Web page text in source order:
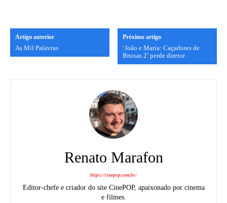
Artigo anterior
As Mil Palavras
Próximo artigo
‘João e Maria: Caçadores de
Bruxas 2’ perde diretor
Renato Marafon
https://cinepop.com.br/
Editor-chefe e criador do site CinePOP, apaixonado por cinema
e filmes.